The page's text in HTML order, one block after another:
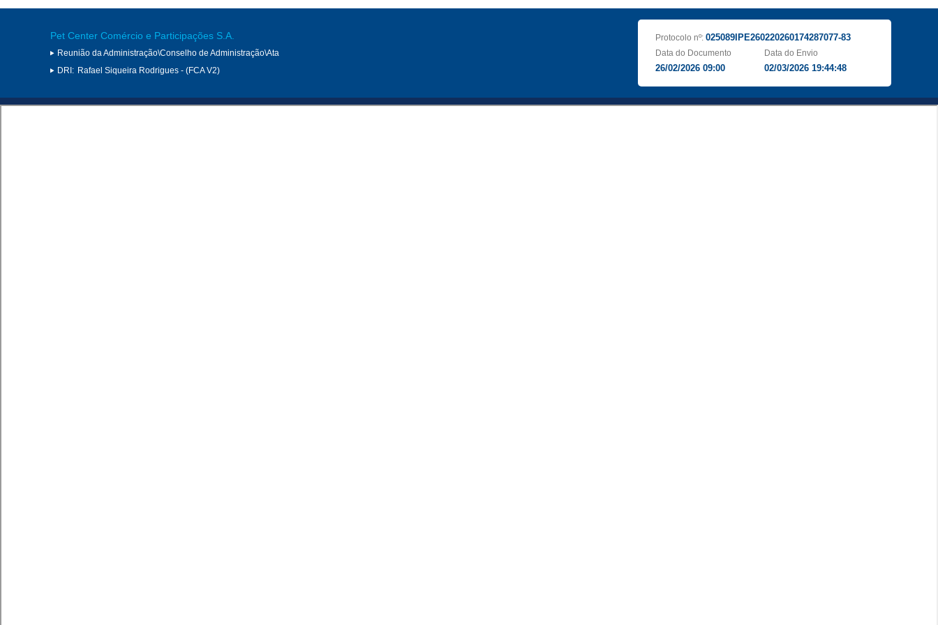
Pet Center Comércio e Participações S.A.
Reunião da Administração\Conselho de Administração\Ata
DRI: Rafael Siqueira Rodrigues - (FCA V2)
Protocolo nº: 025089IPE260220260174287077-83
Data do Documento
26/02/2026 09:00
Data do Envio
02/03/2026 19:44:48